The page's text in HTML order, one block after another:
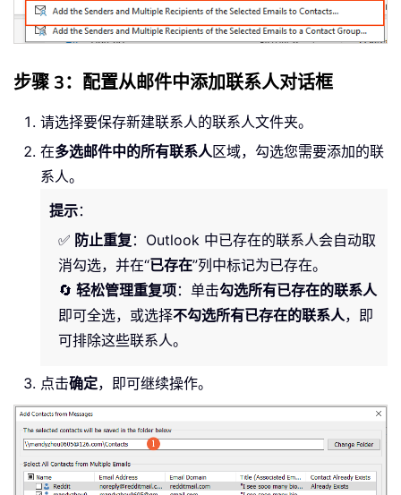
步骤 3：配置从邮件中添加联系人对话框
请选择要保存新建联系人的联系人文件夹。
在多选邮件中的所有联系人区域，勾选您需要添加的联
系人。
提示：
✅ 防止重复 ：Outlook 中已存在的联系人会自动取
消勾选，并在“已存在”列中标记为已存在。
🔄 轻松管理重复项：单击勾选所有已存在的联系人
即可全选，或选择不勾选所有已存在的联系人，即
可排除这些联系人。
点击确定，即可继续操作。